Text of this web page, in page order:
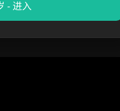
- 进入